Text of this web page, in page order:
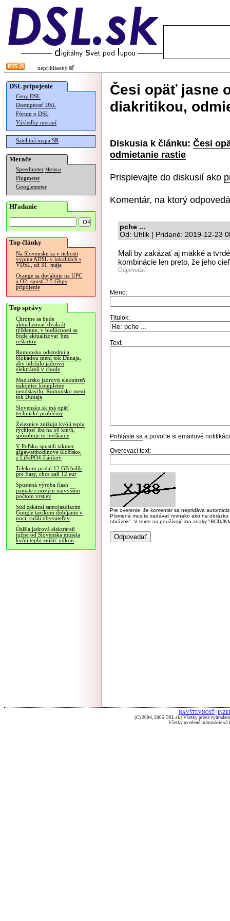
neprihlásený
DSL pripojenie
Ceny DSL
Dostupnosť DSL
Fórum o DSL
Výsledky meraní
Satelitná mapa SR
Merače
Speedmeter Merania
Pingmeter
Googlemeter
Hľadanie
Top články
Na Slovensku sa v tichosti
vypína ADSL v lokalitách s
VDSL, už 31. mája
Orange sa doťahuje na UPC
a O2, spustí 2.5 Gbps
pripojenie
Top správy
Chrome sa bude
aktualizovať dvakrát
týždenne, v budúcnosti sa
bude aktualizovať bez
reštartov
Rumunsko odstrelmi a
blokádou mení tok Dunaja,
aby udržalo jadrovú
elektráreň v chode
Maďarsko jadrovú elektráreň
nakoniec kompletne
neodstavilo, Rumunsko mení
tok Dunaja
Slovensko.sk má opäť
technické problémy
Železnice znižujú kvôli teplu
rýchlosť iba na 50 km/h,
spôsobuje to meškanie
V Poľsku spustili takmer
gigawatthodinové úložisko,
z LiFePO4 článkov
Telekom pridal 12 GB balík
pre Easy, chce zaň 12 eur
Spustená výroba flash
pamäte s novým najvyšším
počtom vrstiev
Súd zakázal samojazdiacim
Google taxíkom dobíjanie v
noci, rušili obyvateľov
Ďalšia jadrová elektráreň
južne od Slovenska musela
kvôli teplu znížiť výkon
Česi opäť jasne
diakritikou,
Diskusia k článku: Česi
odmietanie rastie
Prispievajte do diskusií ako
Komentár, na ktorý
pche ...
Od: Uhlik | Pridané: 2019-12-23
Mali by zakázať aj mäkké a
kombinácie len preto, že jeho
Odpovedať
Meno:
Titulok:
Text:
Prihláste sa a povoľte si emailové
Overovací text:
Pre overenie, že komentár sa nepridáva
Písmená musíte zadávať rovnako ako na
obrázok". V texte sa používajú iba znaky
NÁVŠTEVNOSŤ
(C) 2004, 2005 DSL.sk | Všetky práva
Všetky uvedené informácie sú